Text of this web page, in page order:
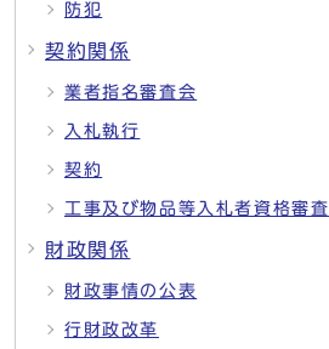
防犯
契約関係
業者指名審査会
入札執行
契約
工事及び物品等入札者資格審査
財政関係
財政事情の公表
行財政改革